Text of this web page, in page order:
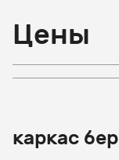
Цены
каркас